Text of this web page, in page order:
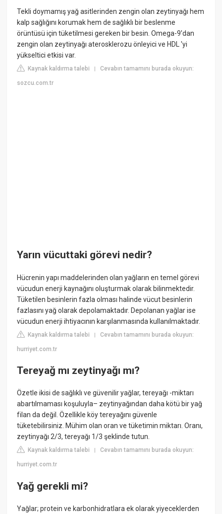
Tekli doymamış yağ asitlerinden zengin olan zeytinyağı hem
kalp sağlığını korumak hem de sağlıklı bir beslenme
örüntüsü için tüketilmesi gereken bir besin. Omega-9'dan
zengin olan zeytinyağı aterosklerozu önleyici ve HDL 'yi
yükseltici etkisi var.
Kaynak kaldırma talebi |Cevabın tamamını burada okuyun:
sozcu.com.tr
Yarın vücuttaki görevi nedir?
Hücrenin yapı maddelerinden olan yağların en temel görevi
vücudun enerji kaynağını oluşturmak olarak bilinmektedir.
Tüketilen besinlerin fazla olması halinde vücut besinlerin
fazlasını yağ olarak depolamaktadır. Depolanan yağlar ise
vücudun enerji ihtiyacının karşılanmasında kullanılmaktadır.
Kaynak kaldırma talebi |Cevabın tamamını burada okuyun:
hurriyet.com.tr
Tereyağ mı zeytinyağı mı?
Özetle ikisi de sağlıklı ve güvenilir yağlar, tereyağı -miktarı
abartılmaması koşuluyla– zeytinyağından daha kötü bir yağ
filan da değil. Özellikle köy tereyağını güvenle
tüketebilirsiniz. Mühim olan oran ve tüketimin miktarı. Oranı,
zeytinyağı 2/3, tereyağı 1/3 şeklinde tutun.
Kaynak kaldırma talebi |Cevabın tamamını burada okuyun:
hurriyet.com.tr
Yağ gerekli mi?
Yağlar; protein ve karbonhidratlara ek olarak yiyeceklerden